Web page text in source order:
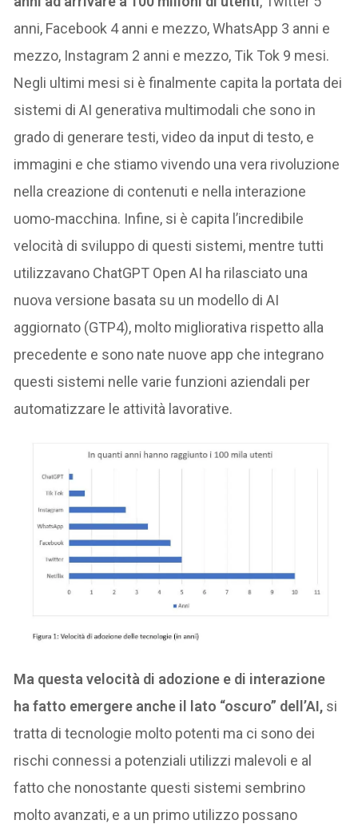
anni, Facebook 4 anni e mezzo, WhatsApp 3 anni e
mezzo, Instagram 2 anni e mezzo, Tik Tok 9 mesi.
Negli ultimi mesi si è finalmente capita la portata dei
sistemi di AI generativa multimodali che sono in
grado di generare testi, video da input di testo, e
immagini e che stiamo vivendo una vera rivoluzione
nella creazione di contenuti e nella interazione
uomo-macchina. Infine, si è capita l’incredibile
velocità di sviluppo di questi sistemi, mentre tutti
utilizzavano ChatGPT Open AI ha rilasciato una
nuova versione basata su un modello di AI
aggiornato (GTP4), molto migliorativa rispetto alla
precedente e sono nate nuove app che integrano
questi sistemi nelle varie funzioni aziendali per
automatizzare le attività lavorative.
Ma questa velocità di adozione e di interazione
ha fatto emergere anche il lato “oscuro” dell’AI, si
tratta di tecnologie molto potenti ma ci sono dei
rischi connessi a potenziali utilizzi malevoli e al
fatto che nonostante questi sistemi sembrino
molto avanzati, e a un primo utilizzo possano